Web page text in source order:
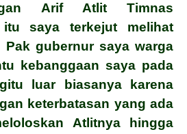
Arif Atlit Timnas
saya terkejut melihat
Pak gubernur saya warga
kebanggaan saya pada
luar biasanya karena
keterbatasan yang ada
Atlitnya hingga